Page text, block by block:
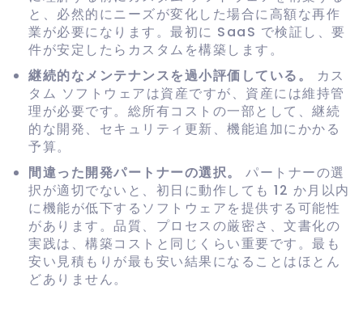
と、必然的にニーズが変化した場合に高額な再作
業が必要になります。最初に SaaS で検証し、要
件が安定したらカスタムを構築します。
継続的なメンテナンスを過小評価している。
カス
タム ソフトウェアは資産ですが、資産には維持管
理が必要です。総所有コストの一部として、継続
的な開発、セキュリティ更新、機能追加にかかる
予算。
間違った開発パートナーの選択。
パートナーの選
択が適切でないと、初日に動作しても 12 か月以内
に機能が低下するソフトウェアを提供する可能性
があります。品質、プロセスの厳密さ、文書化の
実践は、構築コストと同じくらい重要です。最も
安い見積もりが最も安い結果になることはほとん
どありません。